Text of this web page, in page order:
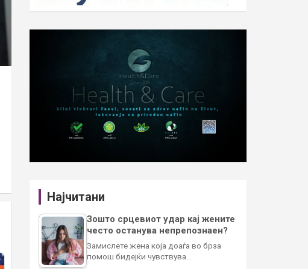
Најчитани
Зошто срцевиот удар кај жените
често останува непрепознаен?
Замислете жена која доаѓа во брза
помош бидејќи чувствува…